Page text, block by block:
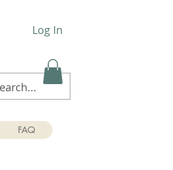
Log In
FAQ